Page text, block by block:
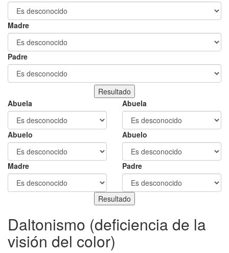
Madre
Padre
Abuela
Abuelo
Madre
Abuela
Abuelo
Padre
Daltonismo (deficiencia de la
visión del color)